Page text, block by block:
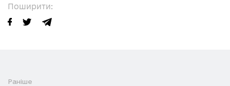
Поширити:
Раніше